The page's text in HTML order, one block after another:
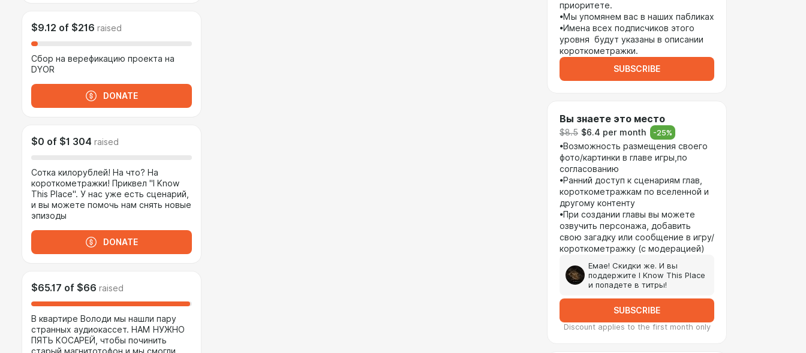
$9.12 of $216 raised
Сбор на верефикацию проекта на
DYOR
DONATE
$0 of $1 304 raised
Сотка килорублей! На что? На
короткометражки! Приквел "I Know
This Place". У нас уже есть сценарий,
и вы можете помочь нам снять новые
эпизоды
DONATE
$65.17 of $66 raised
В квартире Володи мы нашли пару
странных аудиокассет. НАМ НУЖНО
ПЯТЬ КОСАРЕЙ, чтобы починить
приоритете.
•Мы упомянем вас в наших пабликах
•Имена всех подписчиков этого
уровня будут указаны в описании
короткометражки.
SUBSCRIBE
Вы знаете это место
$8.5 $6.4 per month -25%
•Возможность размещения своего
фото/картинки в главе игры,по
согласованию
•Ранний доступ к сценариям глав,
короткометражкам по вселенной и
другому контенту
•При создании главы вы можете
озвучить персонажа, добавить
свою загадку или сообщение в игру/
короткометражку (с модерацией)
Емае! Скидки же. И вы
поддержите I Know This Place
и попадете в титры!
SUBSCRIBE
Discount applies to the first month only